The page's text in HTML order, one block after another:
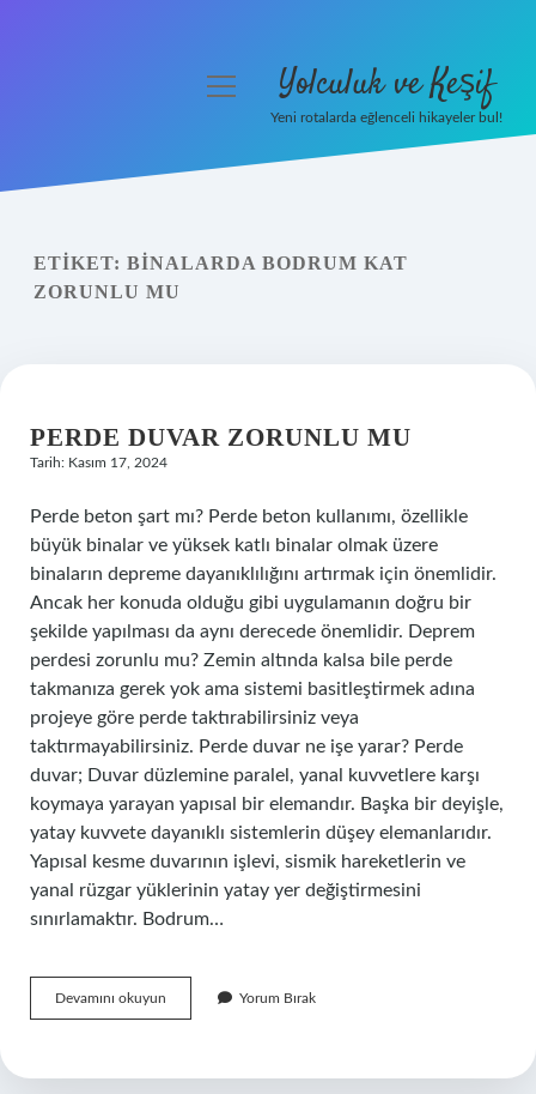
Yasal Uyarı
menüyü Yolculuk ve Keşif
Yeni rotalarda eğlenceli hikayeler bul!
ETIKET: BINALARDA BODRUM KAT
ZORUNLU MU
PERDE DUVAR ZORUNLU MU
Tarih: Kasım 17, 2024
Perde beton şart mı? Perde beton kullanımı, özellikle
büyük binalar ve yüksek katlı binalar olmak üzere
binaların depreme dayanıklılığını artırmak için önemlidir.
Ancak her konuda olduğu gibi uygulamanın doğru bir
şekilde yapılması da aynı derecede önemlidir. Deprem
perdesi zorunlu mu? Zemin altında kalsa bile perde
takmanıza gerek yok ama sistemi basitleştirmek adına
projeye göre perde taktırabilirsiniz veya
taktırmayabilirsiniz. Perde duvar ne işe yarar? Perde
duvar; Duvar düzlemine paralel, yanal kuvvetlere karşı
koymaya yarayan yapısal bir elemandır. Başka bir deyişle,
yatay kuvvete dayanıklı sistemlerin düşey elemanlarıdır.
Yapısal kesme duvarının işlevi, sismik hareketlerin ve
yanal rüzgar yüklerinin yatay yer değiştirmesini
sınırlamaktır. Bodrum…
Devamını okuyun
Duvar
Yorum Bırak